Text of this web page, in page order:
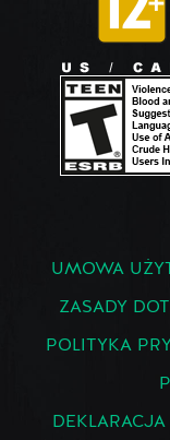
UMOWA
ZASADY
POLITYKA